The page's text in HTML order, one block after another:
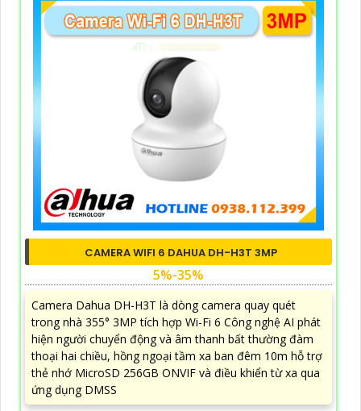
CAMERA WIFI 6 DAHUA DH-H3T 3MP
5%-35%
Camera Dahua DH-H3T là dòng camera quay quét
trong nhà 355° 3MP tích hợp Wi-Fi 6 Công nghệ AI phát
hiện người chuyển động và âm thanh bất thường đàm
thoại hai chiều, hồng ngoại tầm xa ban đêm 10m hỗ trợ
thẻ nhớ MicroSD 256GB ONVIF và điều khiển từ xa qua
ứng dụng DMSS